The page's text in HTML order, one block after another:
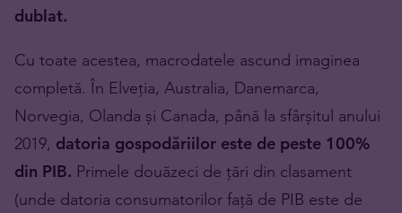
dublat.
Cu toate acestea, macrodatele ascund imaginea
completă. În Elveția, Australia, Danemarca,
Norvegia, Olanda și Canada, până la sfârșitul anului
2019, datoria gospodăriilor este de peste 100%
din PIB. Primele douăzeci de țări din clasament
(unde datoria consumatorilor față de PIB este de